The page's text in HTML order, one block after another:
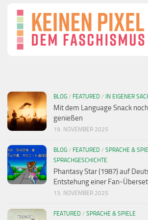
BLOG / FEATURED / IN EIGENER
Mit dem Language Snack
genießen
19. NOVEMBER 2025
BLOG / FEATURED / SPRACHE &
SPRACHGESCHICHTE
Phantasy Star (1987) auf
Entstehung einer Fan-
13. NOVEMBER 2025
FEATURED / SPRACHE & SPIELE